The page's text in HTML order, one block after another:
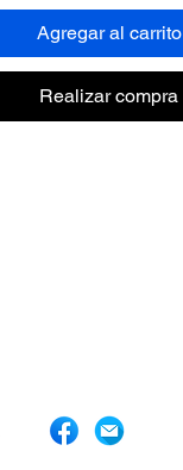
Agregar al carrito
Realizar compra